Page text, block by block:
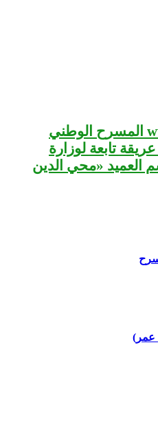
www.tna.dz المسرح الوطني
تابعة لوزارة
العميد «محي الدين
عمر)